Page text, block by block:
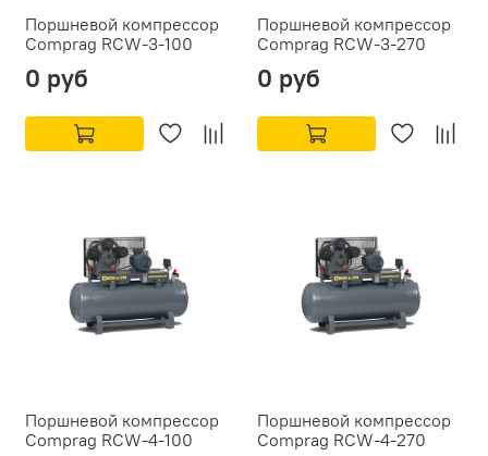
Поршневой компрессор
Comprag RCW-3-100
0 руб
Поршневой компрессор
Comprag RCW-3-270
0 руб
Поршневой компрессор
Comprag RCW-4-100
Поршневой компрессор
Comprag RCW-4-270